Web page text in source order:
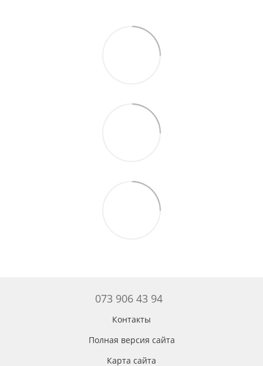
073 906 43 94
Контакты
Полная версия сайта
Карта сайта